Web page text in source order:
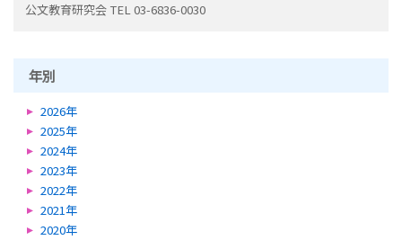
公文教育研究会 TEL 03-6836-0030
年別
2026年
2025年
2024年
2023年
2022年
2021年
2020年